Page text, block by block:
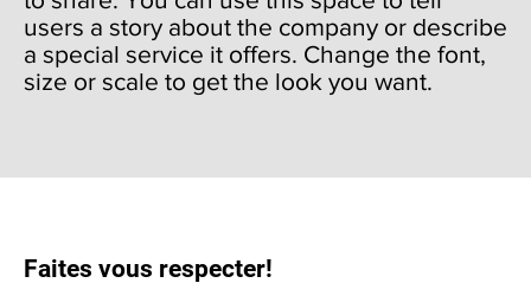
users a story about the company or describe
a special service it offers. Change the font,
size or scale to get the look you want.
Faites vous respecter!